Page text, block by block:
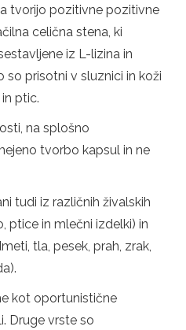
tvorijo pozitivne pozitivne
celična stena, ki
iz L-lizina in
so prisotni v sluznici in koži
ptic.
na splošno
tvorbo kapsul in ne
tudi iz različnih živalskih
ptice in mlečni izdelki) in
tla, pesek, prah, zrak,
kot oportunistične
Druge vrste so